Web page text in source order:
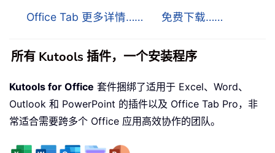
Office Tab 更多详情…… 免费下载……
所有 Kutools 插件，一个安装程序
Kutools for Office 套件捆绑了适用于 Excel、Word、
Outlook 和 PowerPoint 的插件以及 Office Tab Pro，非
常适合需要跨多个 Office 应用高效协作的团队。